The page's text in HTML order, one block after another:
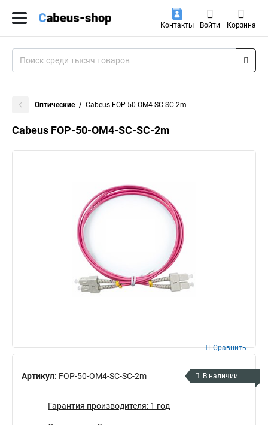
Контакты Войти Корзина
Оптические Cabeus FOP-50-OM4-SC-SC-2m
Cabeus FOP-50-OM4-SC-SC-2m
Артикул: FOP-50-OM4-SC-SC-2m
Сравнить
В наличии
Гарантия производителя: 1 год